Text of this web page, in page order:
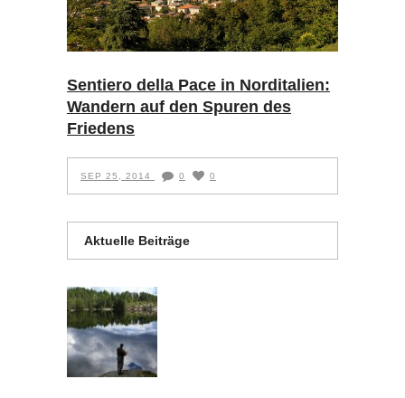
Sentiero della Pace in Norditalien:
Wandern auf den Spuren des
Friedens
SEP 25, 2014 0 0
Aktuelle Beiträge